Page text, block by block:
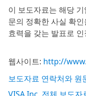
이 보도자료는 해당
문의 정확한 사실 확
효력을 갖는 발표로
웹사이트: http://
보도자료 연락처와 원